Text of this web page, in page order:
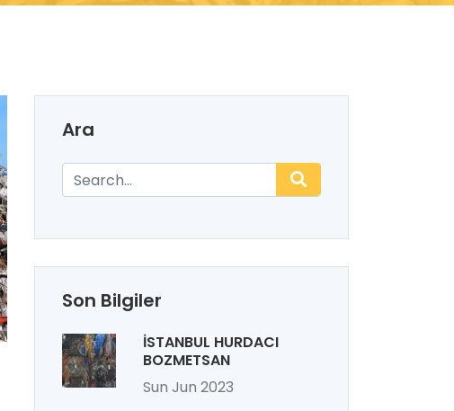
Ara
Son Bilgiler
İSTANBUL HURDACI
BOZMETSAN
Sun Jun 2023